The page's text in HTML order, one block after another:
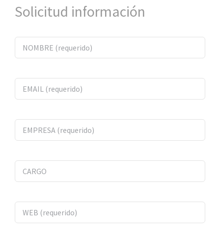
Solicitud información